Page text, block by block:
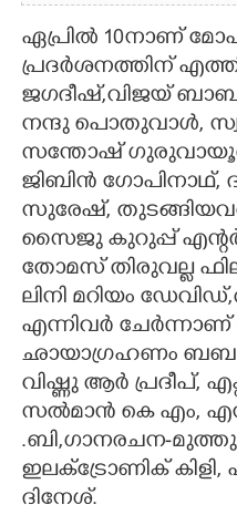
ഏപ്രിൽ 10നാണ്
പ്രദർശനത്തിന്
ജഗദീഷ്,വിജയ്
നന്ദു പൊതുവാൾ,
സന്തോഷ്‌ ഗുരുവായൂർ,
ജിബിൻ ഗോപിനാഥ്,
സുരേഷ്,
സൈജു കുറുപ്പ്
തോമസ് തിരുവല്ല
ലിനി മറിയം
എന്നിവർ ചേർന്നാണ്
ഛായാഗ്രഹണം
വിഷ്ണു ആർ പ്രദീപ്,
സൽമാൻ കെ എം,
.ബി,ഗാനരചന-മുത്തു,
ഇലക്ട്രോണിക്
ദിനേശ്.